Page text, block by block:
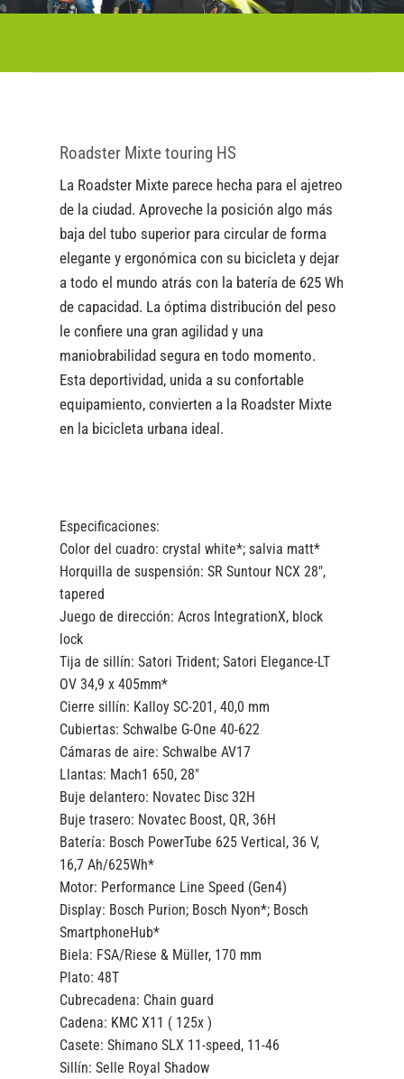
Roadster Mixte touring HS
La Roadster Mixte parece hecha para el ajetreo
de la ciudad. Aproveche la posición algo más
baja del tubo superior para circular de forma
elegante y ergonómica con su bicicleta y dejar
a todo el mundo atrás con la batería de 625 Wh
de capacidad. La óptima distribución del peso
le confiere una gran agilidad y una
maniobrabilidad segura en todo momento.
Esta deportividad, unida a su confortable
equipamiento, convierten a la Roadster Mixte
en la bicicleta urbana ideal.
Especificaciones:
Color del cuadro:crystal white*; salvia matt*
Horquilla de suspensión:SR Suntour NCX 28″,
tapered
Juego de dirección:Acros IntegrationX, block
lock
Tija de sillín:Satori Trident; Satori Elegance-LT
OV 34,9 x 405mm*
Cierre sillín: Kalloy SC-201, 40,0 mm
Cubiertas:Schwalbe G-One 40-622
Cámaras de aire:Schwalbe AV17
Llantas: Mach1 650, 28″
Buje delantero: Novatec Disc 32H
Buje trasero: Novatec Boost, QR, 36H
Batería: Bosch PowerTube 625 Vertical, 36 V,
16,7 Ah/625Wh*
Motor: Performance Line Speed (Gen4)
Display: Bosch Purion; Bosch Nyon*; Bosch
SmartphoneHub*
Biela: FSA/Riese & Müller, 170 mm
Plato:48T
Cubrecadena: Chain guard
Cadena: KMC X11 ( 125x )
Casete:Shimano SLX 11-speed, 11-46
Sillín:Selle Royal Shadow